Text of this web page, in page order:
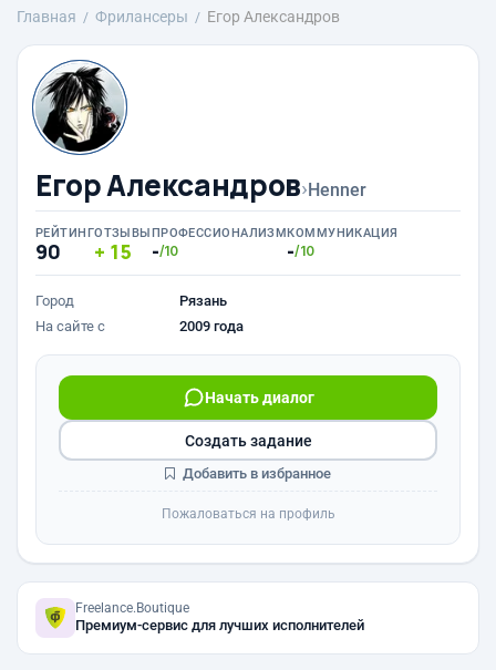
Главная Фрилансеры Егор Александров
Егор Александров›Henner
РЕЙТИНГ
90
ОТЗЫВЫ
15
ПРОФЕССИОНАЛИЗМ
-/10
КОММУНИКАЦИЯ
-/10
Город
Рязань
На сайте с
2009 года
Начать диалог
Создать задание
Добавить в избранное
Пожаловаться на профиль
Freelance.Boutique
Премиум-сервис для лучших исполнителей